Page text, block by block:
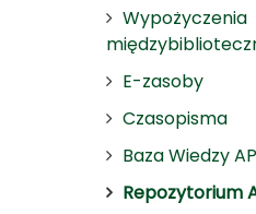
Wypożyczenia
E-zasoby
Czasopisma
Baza Wiedzy
Repozytorium